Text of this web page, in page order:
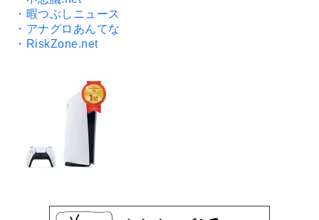
・暇つぶしニュース
・アナグロあんてな
・RiskZone.net